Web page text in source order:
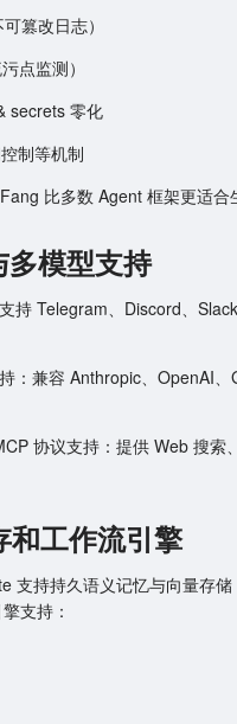
篡改日志）
点监测）
secrets 零化
制等机制
比多数 Agent 框架更适合
多模型支持
持 Telegram、Discord、
：兼容 Anthropic、OpenAI
协议支持：提供 Web 搜
工作流引擎
支持持久语义记忆与向量存
支持：